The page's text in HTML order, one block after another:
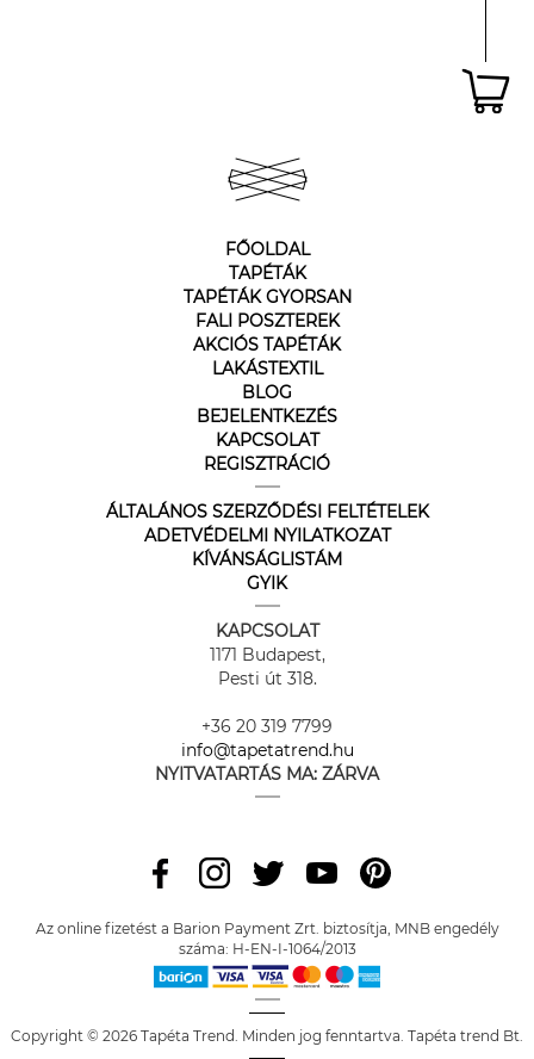
FŐOLDAL
TAPÉTÁK
TAPÉTÁK GYORSAN
FALI POSZTEREK
AKCIÓS TAPÉTÁK
LAKÁSTEXTIL
BLOG
BEJELENTKEZÉS
KAPCSOLAT
REGISZTRÁCIÓ
ÁLTALÁNOS SZERZŐDÉSI FELTÉTELEK
ADETVÉDELMI NYILATKOZAT
KÍVÁNSÁGLISTÁM
GYIK
KAPCSOLAT
1171 Budapest,
Pesti út 318.
+36 20 319 7799
info@tapetatrend.hu
NYITVATARTÁS MA: ZÁRVA
Az online fizetést a Barion Payment Zrt. biztosítja, MNB engedély
száma: H-EN-I-1064/2013
Copyright © 2026 Tapéta Trend. Minden jog fenntartva. Tapéta trend Bt.